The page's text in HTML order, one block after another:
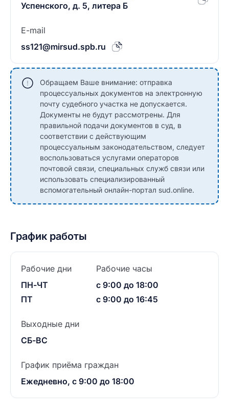
Успенского, д. 5, литера Б
E-mail
ss121@mirsud.spb.ru
Обращаем Ваше внимание: отправка
процессуальных документов на электронную
почту судебного участка не допускается.
Документы не будут рассмотрены. Для
правильной подачи документов в суд, в
соответствии с действующим
процессуальным законодательством, следует
воспользоваться услугами операторов
почтовой связи, специальных служб связи или
использовать специализированный
вспомогательный онлайн-портал sud.online.
График работы
Рабочие дни
ПН-ЧТ
ПТ
Рабочие часы
с 9:00 до 18:00
с 9:00 до 16:45
Выходные дни
СБ-ВС
График приёма граждан
Ежедневно, с 9:00 до 18:00